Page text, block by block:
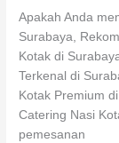
Apakah Anda
Surabaya,
Kotak di
Terkenal di
Kotak Premium
Catering Nasi
pemesanan